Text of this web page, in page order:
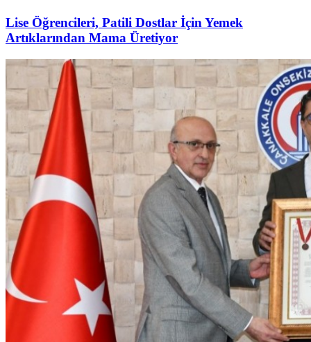
Lise Öğrencileri, Patili Dostlar İçin Yemek
Artıklarından Mama Üretiyor